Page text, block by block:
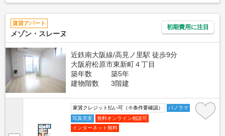
賃貸アパート
メゾン・スレーヌ
初期費用に注目
近鉄南大阪線/高見ノ里駅 徒歩9分
大阪府松原市東新町４丁目
築年数
築5年
建物階数
3階建
家賃クレジット払い可（※条件要確認）
パノラマ
写真充実
無料オンライン相談可
インターネット無料